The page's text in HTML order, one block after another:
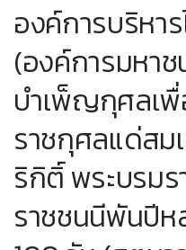
องค์การบริหา
(องค์การมหาช
บำเพ็ญกุศลเ
ราชกุศลแด่สม
ริกิติ์ พระบรม
ราชชนนีพันปีห